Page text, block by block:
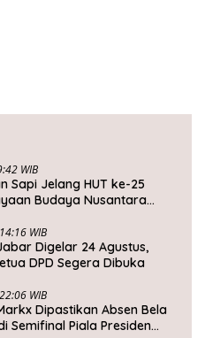
WIB
Sapi Jelang HUT ke-25
Budaya Nusantara
WIB
Digelar 24 Agustus,
DPD Segera Dibuka
WIB
Dipastikan Absen Bela
Semifinal Piala Presiden